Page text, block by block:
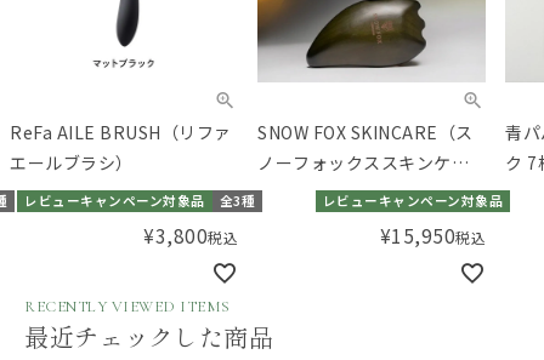
ReFa AILE BRUSH（リファ
エールブラシ）
レビューキャンペーン対象品 全3種
¥3,800税込
SNOW FOX SKINCARE（ス
ノーフォックススキンケ
ア） プレミアム FOX カッサ
ゴースト ヘアブラシ ブラッ
レビューキャンペーン対象品
¥15,950税込
青
ク 7
RECENTLY VIEWED ITEMS
最近チェックした商品